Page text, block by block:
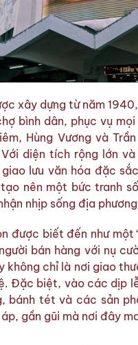
xây dựng từ năm
bình dân, phục vụ
Hùng Vương và
diện tích rộng lớn
lưu văn hóa đặc
nên một bức tranh
nhịp sống địa
được biết đến như
bán hàng với nụ
không chỉ là nơi giao
Đặc biệt, vào các dịp
bánh tét và các sản
áp, gần gũi mà nơi đây